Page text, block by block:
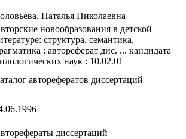
Наталья Николаевна
новообразования в детской
структура, семантика,
: автореферат дис. ... кандидата
наук : 10.02.01
авторефератов диссертаций
диссертаций